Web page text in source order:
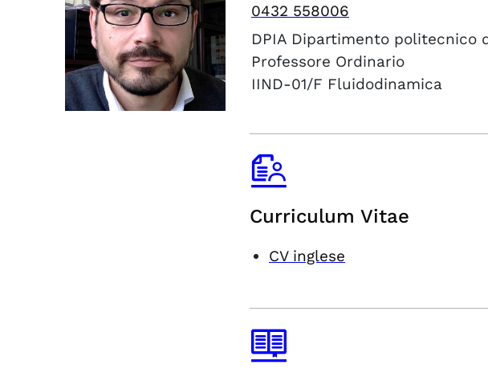
0432 558006
DPIA Dipartimento politecnico
Professore Ordinario
IIND-01/F Fluidodinamica
Curriculum Vitae
CV inglese